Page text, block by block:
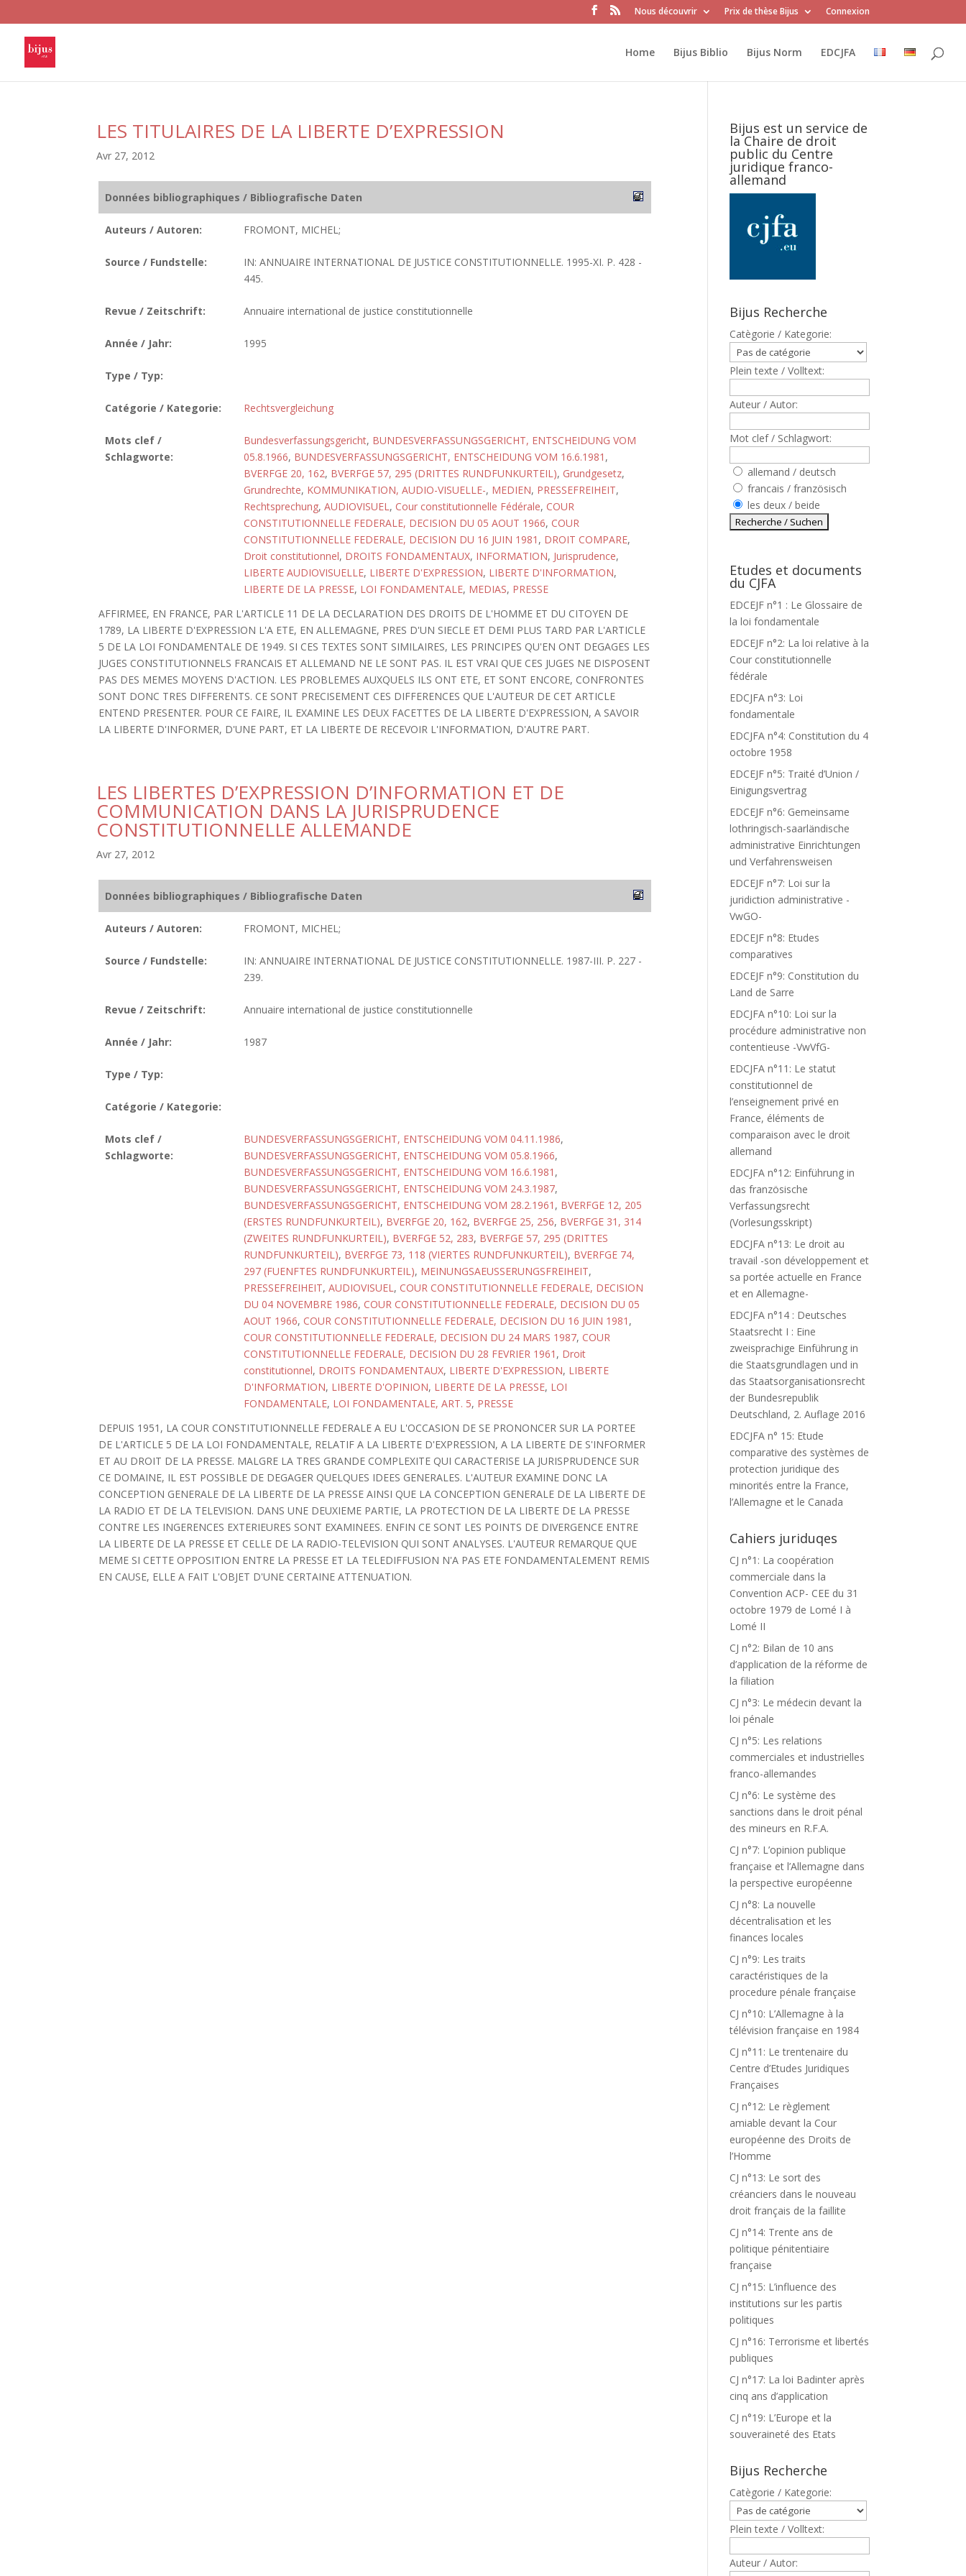
Nous découvrir Prix de thèse Bijus Connexion
Home Bijus Biblio Bijus Norm EDCJFA
LES TITULAIRES DE LA LIBERTE D’EXPRESSION
Avr 27, 2012
Données bibliographiques / Bibliografische Daten
Auteurs / Autoren: FROMONT, MICHEL;
Source / Fundstelle:
IN: ANNUAIRE INTERNATIONAL DE JUSTICE CONSTITUTIONNELLE. 1995-XI. P. 428 -
445.
Revue / Zeitschrift: Annuaire international de justice constitutionnelle
Année / Jahr: 1995
Type / Typ:
Catégorie / Kategorie: Rechtsvergleichung
Mots clef /
Schlagworte:
Bundesverfassungsgericht, BUNDESVERFASSUNGSGERICHT, ENTSCHEIDUNG VOM
05.8.1966, BUNDESVERFASSUNGSGERICHT, ENTSCHEIDUNG VOM 16.6.1981 ,
BVERFGE 20, 162, BVERFGE 57, 295 (DRITTES RUNDFUNKURTEIL), Grundgesetz,
Grundrechte, KOMMUNIKATION, AUDIO-VISUELLE-, MEDIEN, PRESSEFREIHEIT,
Rechtsprechung, AUDIOVISUEL, Cour constitutionnelle Fédérale, COUR
CONSTITUTIONNELLE FEDERALE, DECISION DU 05 AOUT 1966, COUR
CONSTITUTIONNELLE FEDERALE, DECISION DU 16 JUIN 1981 , DROIT COMPARE,
Droit constitutionnel, DROITS FONDAMENTAUX, INFORMATION, Jurisprudence,
LIBERTE AUDIOVISUELLE, LIBERTE D'EXPRESSION, LIBERTE D'INFORMATION,
LIBERTE DE LA PRESSE, LOI FONDAMENTALE, MEDIAS, PRESSE
AFFIRMEE, EN FRANCE, PAR L'ARTICLE 11 DE LA DECLARATION DES DROITS DE L'HOMME ET DU CITOYEN DE
1789, LA LIBERTE D'EXPRESSION L'A ETE, EN ALLEMAGNE, PRES D'UN SIECLE ET DEMI PLUS TARD PAR L'ARTICLE
5 DE LA LOI FONDAMENTALE DE 1949. SI CES TEXTES SONT SIMILAIRES, LES PRINCIPES QU'EN ONT DEGAGES LES
JUGES CONSTITUTIONNELS FRANCAIS ET ALLEMAND NE LE SONT PAS. IL EST VRAI QUE CES JUGES NE DISPOSENT
PAS DES MEMES MOYENS D'ACTION. LES PROBLEMES AUXQUELS ILS ONT ETE, ET SONT ENCORE, CONFRONTES
SONT DONC TRES DIFFERENTS. CE SONT PRECISEMENT CES DIFFERENCES QUE L'AUTEUR DE CET ARTICLE
ENTEND PRESENTER. POUR CE FAIRE, IL EXAMINE LES DEUX FACETTES DE LA LIBERTE D'EXPRESSION, A SAVOIR
LA LIBERTE D'INFORMER, D'UNE PART, ET LA LIBERTE DE RECEVOIR L'INFORMATION, D'AUTRE PART.
LES LIBERTES D’EXPRESSION D’INFORMATION ET DE
COMMUNICATION DANS LA JURISPRUDENCE
CONSTITUTIONNELLE ALLEMANDE
Avr 27, 2012
Données bibliographiques / Bibliografische Daten
Auteurs / Autoren: FROMONT, MICHEL;
Source / Fundstelle:
IN: ANNUAIRE INTERNATIONAL DE JUSTICE CONSTITUTIONNELLE. 1987-III. P. 227 -
239.
Revue / Zeitschrift: Annuaire international de justice constitutionnelle
Année / Jahr: 1987
Type / Typ:
Catégorie / Kategorie:
Mots clef /
Schlagworte:
BUNDESVERFASSUNGSGERICHT, ENTSCHEIDUNG VOM 04.11.1986,
BUNDESVERFASSUNGSGERICHT, ENTSCHEIDUNG VOM 05.8.1966,
BUNDESVERFASSUNGSGERICHT, ENTSCHEIDUNG VOM 16.6.1981 ,
BUNDESVERFASSUNGSGERICHT, ENTSCHEIDUNG VOM 24.3.1987,
BUNDESVERFASSUNGSGERICHT, ENTSCHEIDUNG VOM 28.2.1961 , BVERFGE 12, 205
(ERSTES RUNDFUNKURTEIL), BVERFGE 20, 162, BVERFGE 25, 256, BVERFGE 31, 314
(ZWEITES RUNDFUNKURTEIL), BVERFGE 52, 283, BVERFGE 57, 295 (DRITTES
RUNDFUNKURTEIL), BVERFGE 73, 118 (VIERTES RUNDFUNKURTEIL), BVERFGE 74,
297 (FUENFTES RUNDFUNKURTEIL), MEINUNGSAEUSSERUNGSFREIHEIT,
PRESSEFREIHEIT, AUDIOVISUEL, COUR CONSTITUTIONNELLE FEDERALE, DECISION
DU 04 NOVEMBRE 1986, COUR CONSTITUTIONNELLE FEDERALE, DECISION DU 05
AOUT 1966, COUR CONSTITUTIONNELLE FEDERALE, DECISION DU 16 JUIN 1981 ,
COUR CONSTITUTIONNELLE FEDERALE, DECISION DU 24 MARS 1987, COUR
CONSTITUTIONNELLE FEDERALE, DECISION DU 28 FEVRIER 1961 , Droit
constitutionnel, DROITS FONDAMENTAUX, LIBERTE D'EXPRESSION, LIBERTE
D'INFORMATION, LIBERTE D'OPINION, LIBERTE DE LA PRESSE, LOI
FONDAMENTALE, LOI FONDAMENTALE, ART. 5, PRESSE
DEPUIS 1951, LA COUR CONSTITUTIONNELLE FEDERALE A EU L'OCCASION DE SE PRONONCER SUR LA PORTEE
DE L'ARTICLE 5 DE LA LOI FONDAMENTALE, RELATIF A LA LIBERTE D'EXPRESSION, A LA LIBERTE DE S'INFORMER
ET AU DROIT DE LA PRESSE. MALGRE LA TRES GRANDE COMPLEXITE QUI CARACTERISE LA JURISPRUDENCE SUR
CE DOMAINE, IL EST POSSIBLE DE DEGAGER QUELQUES IDEES GENERALES. L'AUTEUR EXAMINE DONC LA
CONCEPTION GENERALE DE LA LIBERTE DE LA PRESSE AINSI QUE LA CONCEPTION GENERALE DE LA LIBERTE DE
LA RADIO ET DE LA TELEVISION. DANS UNE DEUXIEME PARTIE, LA PROTECTION DE LA LIBERTE DE LA PRESSE
CONTRE LES INGERENCES EXTERIEURES SONT EXAMINEES. ENFIN CE SONT LES POINTS DE DIVERGENCE ENTRE
LA LIBERTE DE LA PRESSE ET CELLE DE LA RADIO-TELEVISION QUI SONT ANALYSES. L'AUTEUR REMARQUE QUE
MEME SI CETTE OPPOSITION ENTRE LA PRESSE ET LA TELEDIFFUSION N'A PAS ETE FONDAMENTALEMENT REMIS
EN CAUSE, ELLE A FAIT L'OBJET D'UNE CERTAINE ATTENUATION.
Bijus est un service de
la Chaire de droit
public du Centre
juridique franco-
allemand
Bijus Recherche
Catègorie / Kategorie:
Plein texte / Volltext:
Auteur / Autor:
Mot clef / Schlagwort:
allemand / deutsch
francais / französisch
les deux / beide
Etudes et documents
du CJFA
EDCEJF n°1 : Le Glossaire de
la loi fondamentale
EDCEJF n°2: La loi relative à la
Cour constitutionnelle
fédérale
EDCJFA n°3: Loi
fondamentale
EDCJFA n°4: Constitution du 4
octobre 1958
EDCEJF n°5: Traité d’Union /
Einigungsvertrag
EDCEJF n°6: Gemeinsame
lothringisch-saarländische
administrative Einrichtungen
und Verfahrensweisen
EDCEJF n°7: Loi sur la
juridiction administrative -
VwGO-
EDCEJF n°8: Etudes
comparatives
EDCEJF n°9: Constitution du
Land de Sarre
EDCJFA n°10: Loi sur la
procédure administrative non
contentieuse -VwVfG-
EDCJFA n°11: Le statut
constitutionnel de
l’enseignement privé en
France, éléments de
comparaison avec le droit
allemand
EDCJFA n°12: Einführung in
das französische
Verfassungsrecht
(Vorlesungsskript)
EDCJFA n°13: Le droit au
travail -son développement et
sa portée actuelle en France
et en Allemagne-
EDCJFA n°14 : Deutsches
Staatsrecht I : Eine
zweisprachige Einführung in
die Staatsgrundlagen und in
das Staatsorganisationsrecht
der Bundesrepublik
Deutschland, 2. Auflage 2016
EDCJFA n° 15: Etude
comparative des systèmes de
protection juridique des
minorités entre la France,
l’Allemagne et le Canada
Cahiers juriduqes
CJ n°1: La coopération
commerciale dans la
Convention ACP- CEE du 31
octobre 1979 de Lomé I à
Lomé II
CJ n°2: Bilan de 10 ans
d’application de la réforme de
la filiation
CJ n°3: Le médecin devant la
loi pénale
CJ n°5: Les relations
commerciales et industrielles
franco-allemandes
CJ n°6: Le système des
sanctions dans le droit pénal
des mineurs en R.F.A.
CJ n°7: L’opinion publique
française et l’Allemagne dans
la perspective européenne
CJ n°8: La nouvelle
décentralisation et les
finances locales
CJ n°9: Les traits
caractéristiques de la
procedure pénale française
CJ n°10: L’Allemagne à la
télévision française en 1984
CJ n°11: Le trentenaire du
Centre d’Etudes Juridiques
Françaises
CJ n°12: Le règlement
amiable devant la Cour
européenne des Droits de
l’Homme
CJ n°13: Le sort des
créanciers dans le nouveau
droit français de la faillite
CJ n°14: Trente ans de
politique pénitentiaire
française
CJ n°15: L’influence des
institutions sur les partis
politiques
CJ n°16: Terrorisme et libertés
publiques
CJ n°17: La loi Badinter après
cinq ans d’application
CJ n°19: L’Europe et la
souveraineté des Etats
Bijus Recherche
Catègorie / Kategorie:
Plein texte / Volltext:
Auteur / Autor: